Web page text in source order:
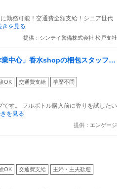
勤務可能！交通費全額支給！シニア世代
を見る
提供：シンテイ警備株式会社 松戸支社
中心」香水shopの梱包スタッフ
からOK
OK 交通費支給 学歴不問
す。 フルボトル購入前に香りを試したい
を見る
提供：エンゲージ
OK 交通費支給 主婦・主夫歓迎